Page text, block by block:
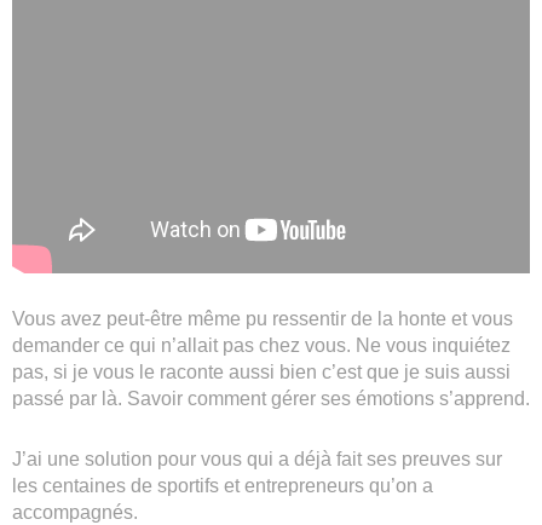
Vous avez peut-être même pu ressentir de la honte et vous
demander ce qui n’allait pas chez vous. Ne vous inquiétez
pas, si je vous le raconte aussi bien c’est que je suis aussi
passé par là. Savoir comment gérer ses émotions s’apprend.
J’ai une solution pour vous qui a déjà fait ses preuves sur
les centaines de sportifs et entrepreneurs qu’on a
accompagnés.